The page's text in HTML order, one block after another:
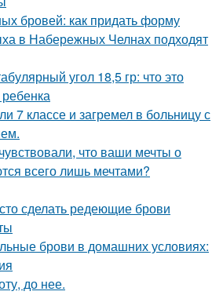
бровей: как придать форму
в Набережных Челнах подходят
угол 18,5 гр: что это
7 классе и загремел в больницу с
что ваши мечты о
всего лишь мечтами?
сделать редеющие брови
брови в домашних условиях:
до нее.